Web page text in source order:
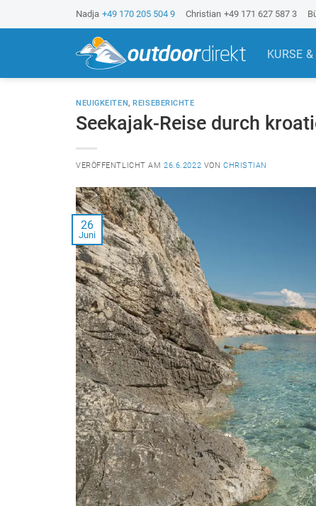
u
n
Nadja +49 170 205 504 9 Christian +49 171 627 587 3
KURSE
NEUIGKEITEN,REISEBERICHTE
Seekajak-Reise durch
VERÖFFENTLICHT AM26.6.2022 VON CHRISTIAN
26
Juni